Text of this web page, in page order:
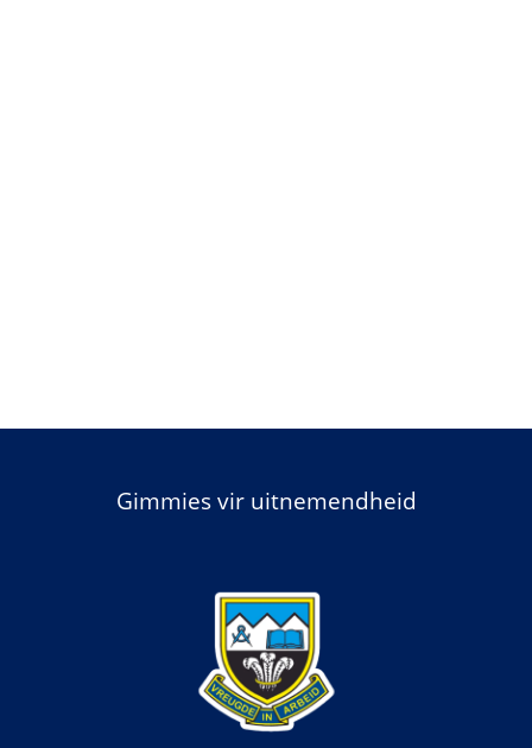
Gimmies vir uitnemendheid